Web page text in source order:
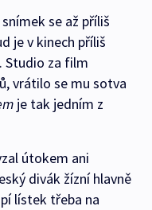
se až příliš
je v kinech příliš
Studio za film
vrátilo se mu sotva
je tak jedním z
útokem ani
divák žízní hlavně
lístek třeba na